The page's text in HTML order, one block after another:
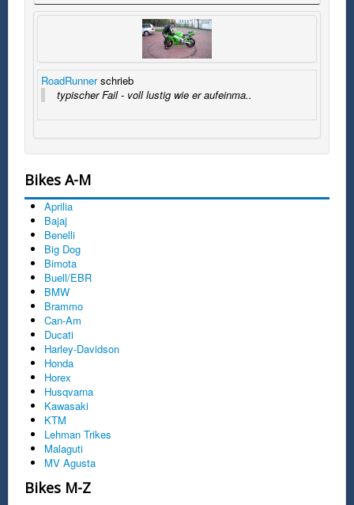
RoadRunnerschrieb
typischer Fail - voll lustig wie er aufeinma..
Bikes A-M
Aprilia
Bajaj
Benelli
Big Dog
Bimota
Buell/EBR
BMW
Brammo
Can-Am
Ducati
Harley-Davidson
Honda
Horex
Husqvarna
Kawasaki
KTM
Lehman Trikes
Malaguti
MV Agusta
Bikes M-Z